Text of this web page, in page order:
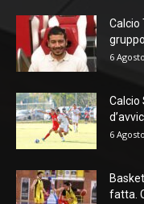
Calcio
6
Calcio
6
fatta.